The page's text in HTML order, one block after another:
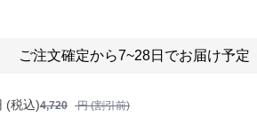
ご注文確定から7~28日でお届け予定
(税込)4,720 円 (割引前)